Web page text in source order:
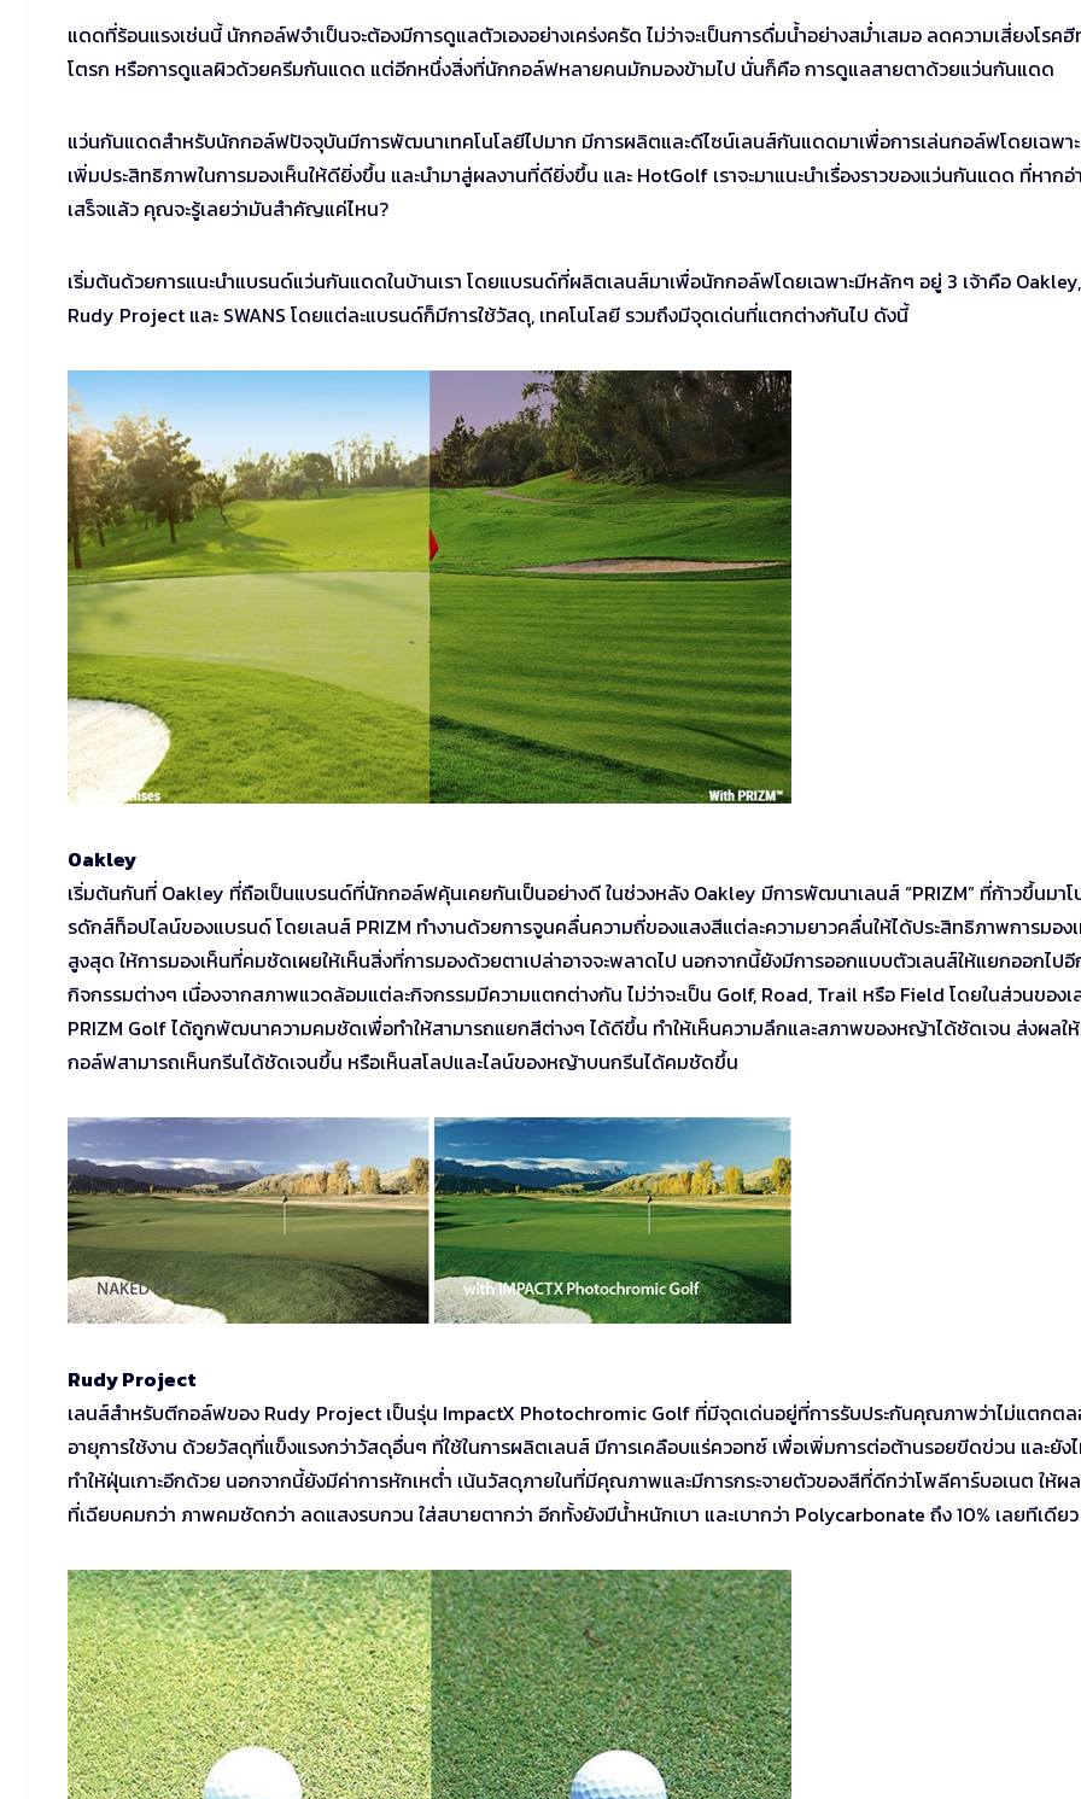
แดดที่ร้อนแรงเช่นนี้ นักกอล์ฟจำเป็นจะต้องมีการดูแลตัวเองอย่างเคร่งครัด ไม่ว่าจะเป็นการดื่มน้ำอย่างสม่ำเสมอ ลดความเสี่ยงโรค
โตรก หรือการดูแลผิวด้วยครีมกันแดด แต่อีกหนึ่งสิ่งที่นักกอล์ฟหลายคนมักมองข้ามไป นั่นก็คือ การดูแลสายตาด้วยแว่นกันแดด
แว่นกันแดดสำหรับนักกอล์ฟปัจจุบันมีการพัฒนาเทคโนโลยีไปมาก มีการผลิตและดีไซน์เลนส์กันแดดมาเพื่อการเล่นกอล์ฟโดยเฉพา
เพิ่มประสิทธิภาพในการมองเห็นให้ดียิ่งขึ้น และนำมาสู่ผลงานที่ดียิ่งขึ้น และ HotGolf เราจะมาแนะนำเรื่องราวของแว่นกันแดด ที่หาก
เสร็จแล้ว คุณจะรู้เลยว่ามันสำคัญแค่ไหน?
เริ่มต้นด้วยการแนะนำแบรนด์แว่นกันแดดในบ้านเรา โดยแบรนด์ที่ผลิตเลนส์มาเพื่อนักกอล์ฟโดยเฉพาะมีหลักๆ อยู่ 3 เจ้าคือ Oakley,
Rudy Project และ SWANS โดยแต่ละแบรนด์ก็มีการใช้วัสดุ, เทคโนโลยี รวมถึงมีจุดเด่นที่แตกต่างกันไป ดังนี้
Oakley
เริ่มต้นกันที่ Oakley ที่ถือเป็นแบรนด์ที่นักกอล์ฟคุ้นเคยกันเป็นอย่างดี ในช่วงหลัง Oakley มีการพัฒนาเลนส์ “PRIZM” ที่ก้าวขึ้นมาโ
รดักส์ท็อปไลน์ของแบรนด์ โดยเลนส์ PRIZM ทำงานด้วยการจูนคลื่นความถี่ของแสงสีแต่ละความยาวคลื่นให้ได้ประสิทธิภาพการมอง
สูงสุด ให้การมองเห็นที่คมชัดเผยให้เห็นสิ่งที่การมองด้วยตาเปล่าอาจจะพลาดไป นอกจากนี้ยังมีการออกแบบตัวเลนส์ให้แยกออกไป
กิจกรรมต่างๆ เนื่องจากสภาพแวดล้อมแต่ละกิจกรรมมีความแตกต่างกัน ไม่ว่าจะเป็น Golf, Road, Trail หรือ Field โดยในส่วนของเ
PRIZM Golf ได้ถูกพัฒนาความคมชัดเพื่อทำให้สามารถแยกสีต่างๆ ได้ดีขึ้น ทำให้เห็นความลึกและสภาพของหญ้าได้ชัดเจน ส่งผลใ
กอล์ฟสามารถเห็นกรีนได้ชัดเจนขึ้น หรือเห็นสโลปและไลน์ของหญ้าบนกรีนได้คมชัดขึ้น
Rudy Project
เลนส์สำหรับตีกอล์ฟของ Rudy Project เป็นรุ่น ImpactX Photochromic Golf ที่มีจุดเด่นอยู่ที่การรับประกันคุณภาพว่าไม่แตกต
อายุการใช้งาน ด้วยวัสดุที่แข็งแรงกว่าวัสดุอื่นๆ ที่ใช้ในการผลิตเลนส์ มีการเคลือบแร่ควอทซ์ เพื่อเพิ่มการต่อต้านรอยขีดข่วน และยัง
ทำให้ฝุ่นเกาะอีกด้วย นอกจากนี้ยังมีค่าการหักเหต่ำ เน้นวัสดุภายในที่มีคุณภาพและมีการกระจายตัวของสีที่ดีกว่าโพลีคาร์บอเนต ให้ผ
ที่เฉียบคมกว่า ภาพคมชัดกว่า ลดแสงรบกวน ใส่สบายตากว่า อีกทั้งยังมีน้ำหนักเบา และเบากว่า Polycarbonate ถึง 10% เลยทีเดียว